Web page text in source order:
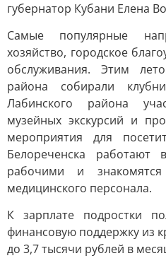
губернатор Кубани Елена
Самые популярные
хозяйство, городское
обслуживания. Этим
района собирали
Лабинского района
музейных экскурсий и
мероприятия для
Белореченска работают
рабочими и
медицинского персонала.
К зарплате подростки
финансовую поддержку из
до 3,7 тысячи рублей в